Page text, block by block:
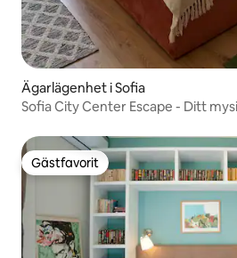
Ägarlägenhet i Sofia
Sofia City Center Escape - Ditt
Gästfavorit
Gästfavorit